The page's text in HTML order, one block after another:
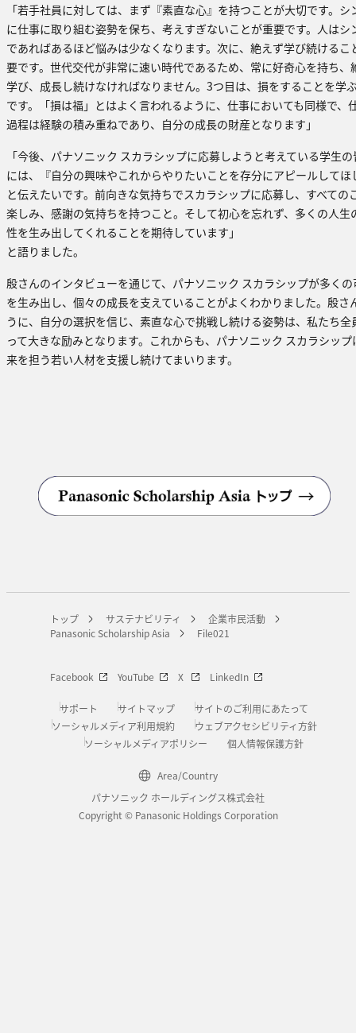
「若手社員に対しては、まず『素直な心』を持つことが大切です。シ
に仕事に取り組む姿勢を保ち、考えすぎないことが重要です。人はシ
であればあるほど悩みは少なくなります。次に、絶えず学び続けるこ
要です。世代交代が非常に速い時代であるため、常に好奇心を持ち、
学び、成長し続けなければなりません。3つ目は、損をすることを学
です。「損は福」とはよく言われるように、仕事においても同様で、
過程は経験の積み重ねであり、自分の成長の財産となります」
「今後、パナソニック スカラシップに応募しようと考えている学生
には、『自分の興味やこれからやりたいことを存分にアピールしてほ
と伝えたいです。前向きな気持ちでスカラシップに応募し、すべての
楽しみ、感謝の気持ちを持つこと。そして初心を忘れず、多くの人生
性を生み出してくれることを期待しています」
と語りました。
殷さんのインタビューを通じて、パナソニック スカラシップが多く
を生み出し、個々の成長を支えていることがよくわかりました。殷さ
うに、自分の選択を信じ、素直な心で挑戦し続ける姿勢は、私たち全
って大きな励みとなります。これからも、パナソニック スカラシップ
来を担う若い人材を支援し続けてまいります。
トップ サステナビリティ
企業市民活動
Panasonic Scholarship Asia
File021
Facebook YouTube X LinkedIn
サポート サイトマップ
サイトのご利用にあたって
ソーシャルメディア利用規約
ウェブアクセシビリティ方針
ソーシャルメディアポリシー
個人情報保護方針
Area/Country
パナソニック ホールディングス株式会社
Copyright © Panasonic Holdings Corporation